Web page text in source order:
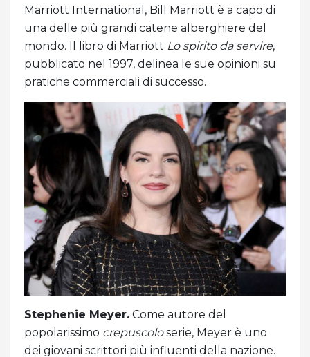
Marriott International, Bill Marriott è a capo di
una delle più grandi catene alberghiere del
mondo. Il libro di Marriott Lo spirito da servire,
pubblicato nel 1997, delinea le sue opinioni su
pratiche commerciali di successo.
Stephenie Meyer. Come autore del
popolarissimo crepuscoloserie, Meyer è uno
dei giovani scrittori più influenti della nazione.